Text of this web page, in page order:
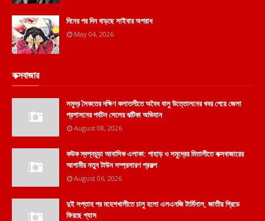
দিনের পর দিন বাড়ছে সাইবার অপরাধ
May 04, 2026
কক্সবাজার
সমুদ্র সৈকতের দক্ষিণ কলাতলীতে অবৈধ বালু উত্তোলনের খবর পেয়ে জেলা
প্রশাসনের পর্যটন সেলের ঝটিকা অভিযান
August 08, 2026
কউক স্বপ্নচূড়া আবাসিক এলাকা: পাহাড় ও সমুদ্রের মিতালীতে কক্সবাজারের
আগামীর নতুন টাউন সম্প্রসারণ প্রকল্প
August 06, 2026
দুই সপ্তাহ পর মহেশখালীতে চালু হলো এলএনজি টার্মিনাল, জাতীয় গ্রিডে
ফিরছে গ্যাস